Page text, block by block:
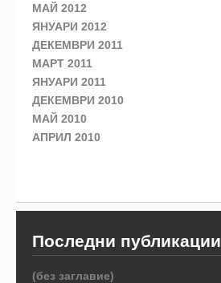
МАЙ 2012
ЯНУАРИ 2012
ДЕКЕМВРИ 2011
МАРТ 2011
ЯНУАРИ 2011
ДЕКЕМВРИ 2010
МАЙ 2010
АПРИЛ 2010
Последни публикации
(без заглавие)